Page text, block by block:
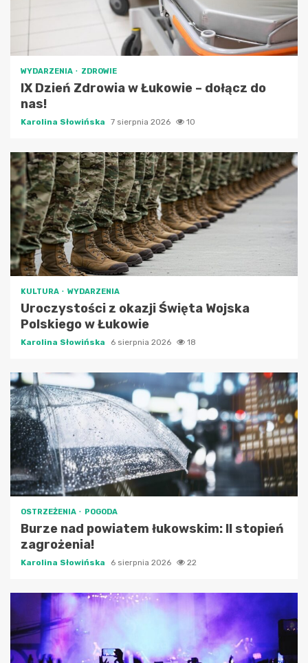
WYDARZENIA ZDROWIE
IX Dzień Zdrowia w Łukowie – dołącz do
nas!
Karolina Słowińska 7 sierpnia 2026 10
KULTURA WYDARZENIA
Uroczystości z okazji Święta Wojska
Polskiego w Łukowie
Karolina Słowińska 6 sierpnia 2026 18
OSTRZEŻENIA POGODA
Burze nad powiatem łukowskim: II stopień
zagrożenia!
Karolina Słowińska 6 sierpnia 2026 22